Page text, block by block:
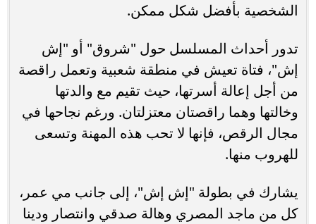
الشخصية بأفضل شكل ممكن.
تدور أحداث المسلسل حول "شروق" أو "إش
إش"، فتاة تعيش في منطقة شعبية وتعمل راقصة
من أجل إعالة أسرتها، حيث تقيم مع والدتها
وخالتها وهما راقصتان معتزلتان. ورغم نجاحها في
مجال الرقص، فإنها لا تحب هذه المهنة وتسعى
للهروب منها.
يشارك في بطولة "إش إش"، إلى جانب مي عمر،
كل من ماجد المصري وهالة صدقي وانتصار ودينا